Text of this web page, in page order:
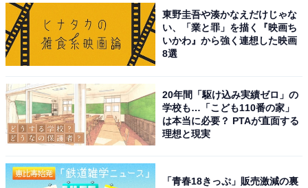
東野圭吾や湊かなえだけじゃな
い、「業と罪」を描く『映画ち
いかわ』から強く連想した映画
8選
20年間「駆け込み実績ゼロ」の
学校も…「こども110番の家」
は本当に必要？ PTAが直面する
理想と現実
「青春18きっぷ」販売激減の裏